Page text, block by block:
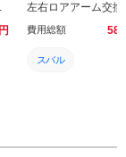
円
左右ロアアーム交換
費用総額
スバル